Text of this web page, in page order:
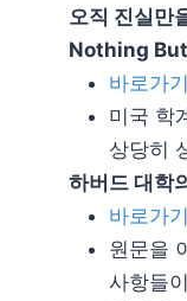
오직 진실
Nothing
바로가기
미국 학
상당히
하버드 대학
바로가기
원문을
사항들